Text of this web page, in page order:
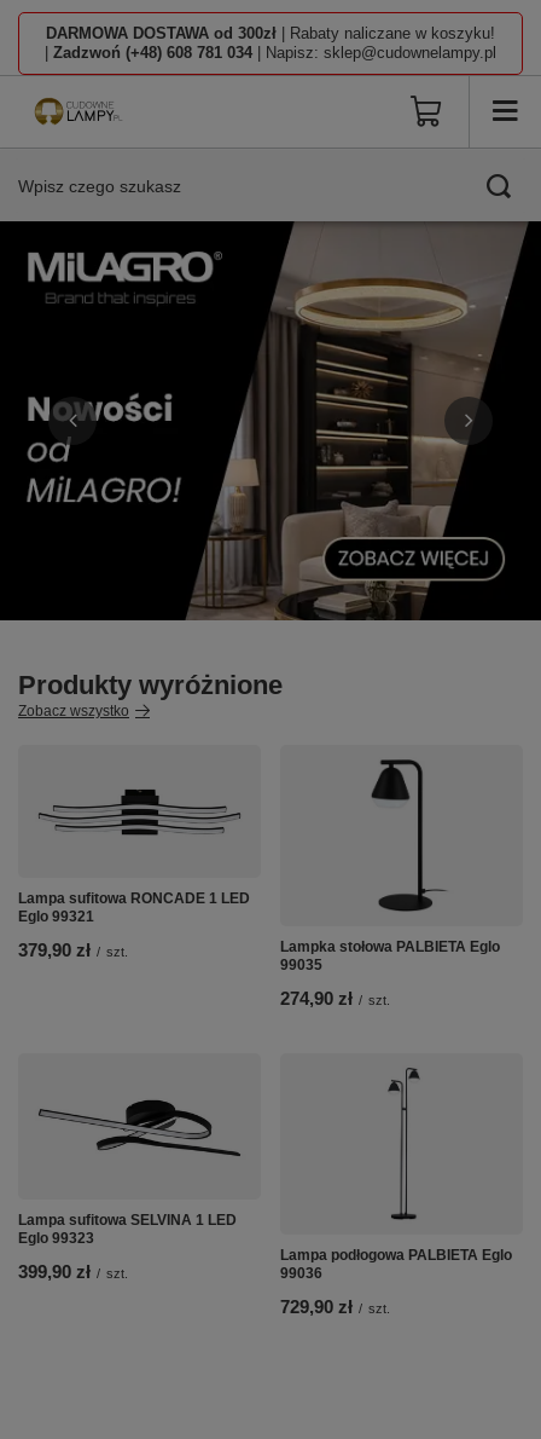
DARMOWA DOSTAWA od 300zł | Rabaty naliczane w koszyku!
Zadzwoń (+48) 608 781 034 | Napisz: sklep@cudownelampy.pl
Produkty wyróżnione
Zobacz wszystko
Lampa sufitowa RONCADE 1 LED
Eglo 99321
379,90 zł / szt.
Lampka stołowa PALBIETA Eglo
99035
274,90 zł / szt.
Lampa sufitowa SELVINA 1 LED
Eglo 99323
399,90 zł / szt.
Lampa podłogowa PALBIETA Eglo
99036
729,90 zł / szt.